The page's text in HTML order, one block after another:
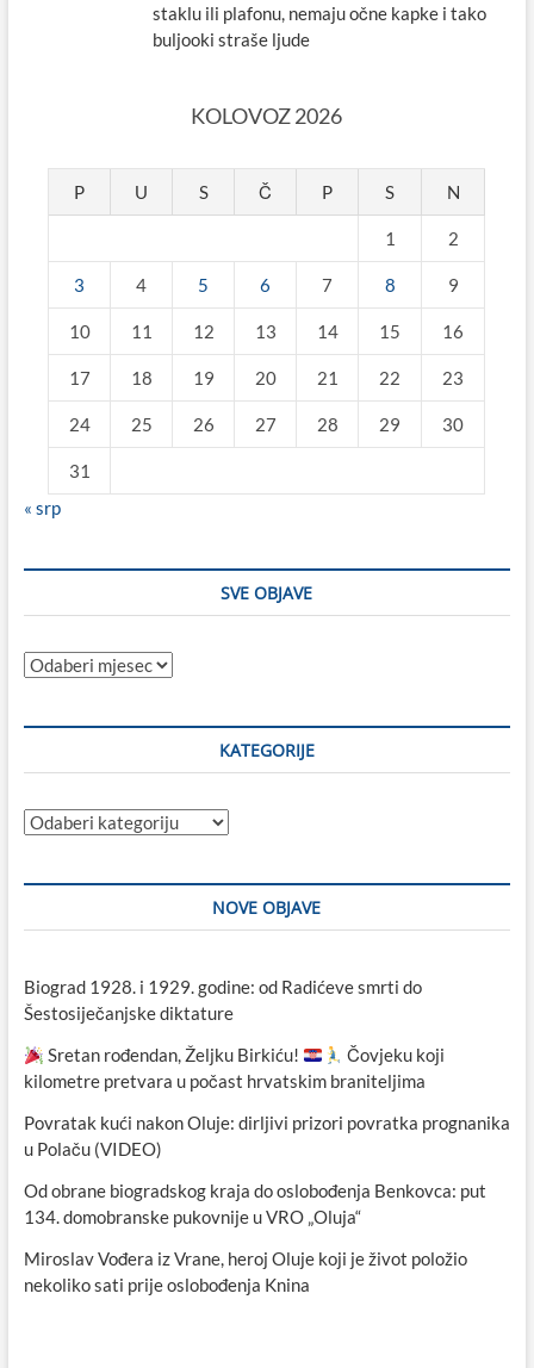
staklu ili plafonu, nemaju očne kapke i tako
buljooki straše ljude
KOLOVOZ 2026
P U S Č P S N
1 2
3 4 5 6 7 8 9
10 11 12 13 14 15 16
17 18 19 20 21 22 23
24 25 26 27 28 29 30
31
« srp
SVE OBJAVE
Sve
KATEGORIJE
Kategorije
NOVE OBJAVE
Biograd 1928. i 1929. godine: od Radićeve smrti do
Šestosiječanjske diktature
Sretan rođendan, Željku Birkiću!
Čovjeku koji
kilometre pretvara u počast hrvatskim braniteljima
Povratak kući nakon Oluje: dirljivi prizori povratka prognanika
u Polaču (VIDEO)
Od obrane biogradskog kraja do oslobođenja Benkovca: put
134. domobranske pukovnije u VRO „Oluja“
Miroslav Vođera iz Vrane, heroj Oluje koji je život položio
nekoliko sati prije oslobođenja Knina